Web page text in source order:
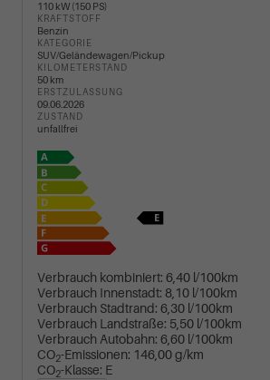
110 kW (150 PS)
KRAFTSTOFF
Benzin
KATEGORIE
SUV/Geländewagen/Pickup
KILOMETERSTAND
50 km
ERSTZULASSUNG
09.06.2026
ZUSTAND
unfallfrei
Verbrauch kombiniert: 6,40 l/100km
Verbrauch Innenstadt: 8,10 l/100km
Verbrauch Stadtrand: 6,30 l/100km
Verbrauch Landstraße: 5,50 l/100km
Verbrauch Autobahn: 6,60 l/100km
CO2-Emissionen: 146,00 g/km
CO2-Klasse: E